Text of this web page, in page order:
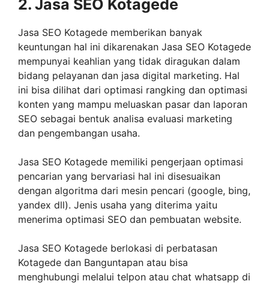
2. Jasa SEO Kotagede
Jasa SEO Kotagede memberikan banyak
keuntungan hal ini dikarenakan Jasa SEO Kotagede
mempunyai keahlian yang tidak diragukan dalam
bidang pelayanan dan jasa digital marketing. Hal
ini bisa dilihat dari optimasi rangking dan optimasi
konten yang mampu meluaskan pasar dan laporan
SEO sebagai bentuk analisa evaluasi marketing
dan pengembangan usaha.
Jasa SEO Kotagede memiliki pengerjaan optimasi
pencarian yang bervariasi hal ini disesuaikan
dengan algoritma dari mesin pencari (google, bing,
yandex dll). Jenis usaha yang diterima yaitu
menerima optimasi SEO dan pembuatan website.
Jasa SEO Kotagede berlokasi di perbatasan
Kotagede dan Banguntapan atau bisa
menghubungi melalui telpon atau chat whatsapp di